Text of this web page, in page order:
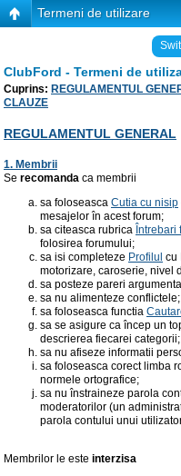
Termeni de utilizare
ClubFord - Termeni de
Cuprins: REGULAMENTUL
CLAUZE
REGULAMENTUL GENERAL
1. Membrii
Se recomanda ca membrii
sa foloseasca Cutia cu nisip
mesajelor în acest forum;
sa citeasca rubrica Întrebari
folosirea forumului;
sa isi completeze Profilul cu
motorizare, caroserie, nivel
sa posteze pareri
sa nu alimenteze conflictele;
sa foloseasca functia
sa se asigure ca încep un
descrierea fiecarei categorii;
sa nu afiseze informatii
sa foloseasca corect limba
normele ortografice;
sa nu înstraineze parola
moderatorilor (un
parola contului unui
Membrilor le este interzisa